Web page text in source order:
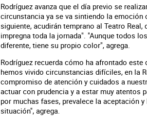
Rodríguez avanza que el día previo se
circunstancia ya se va sintiendo la
siguiente, acudirán temprano al Teatro
impregna toda la jornada". "Aunque todos
diferente, tiene su propio color", agrega.
Rodríguez recuerda cómo ha afrontado
hemos vivido circunstancias difíciles, en la
compromiso de atención y cuidados a
actuar con prudencia y a estar muy atentos
por muchas fases, prevalece la aceptación
situación", agrega.